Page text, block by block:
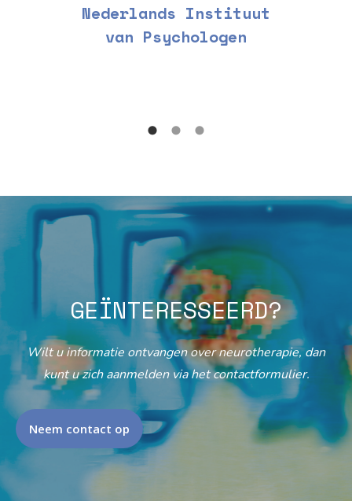
Nederlands Instituut
van Psychologen
GEÏNTERESSEERD?
Wilt u informatie ontvangen over neurotherapie, dan
kunt u zich aanmelden via het contactformulier.
Neem contact op